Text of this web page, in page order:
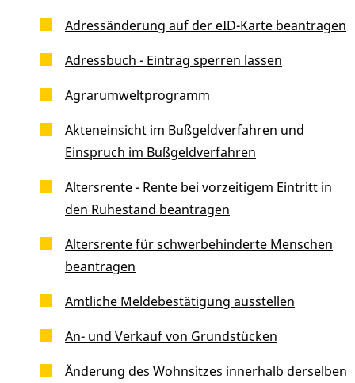
Adressänderung auf der eID-Karte beantragen
Adressbuch - Eintrag sperren lassen
Agrarumweltprogramm
Akteneinsicht im Bußgeldverfahren und
Einspruch im Bußgeldverfahren
Altersrente - Rente bei vorzeitigem Eintritt in
den Ruhestand beantragen
Altersrente für schwerbehinderte Menschen
beantragen
Amtliche Meldebestätigung ausstellen
An- und Verkauf von Grundstücken
Änderung des Wohnsitzes innerhalb derselben